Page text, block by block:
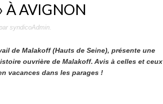
À AVIGNON
syndicoAdmin.
de Malakoff (Hauts de Seine), présente une
ouvrière de Malakoff. Avis à celles et ceux
vacances dans les parages !